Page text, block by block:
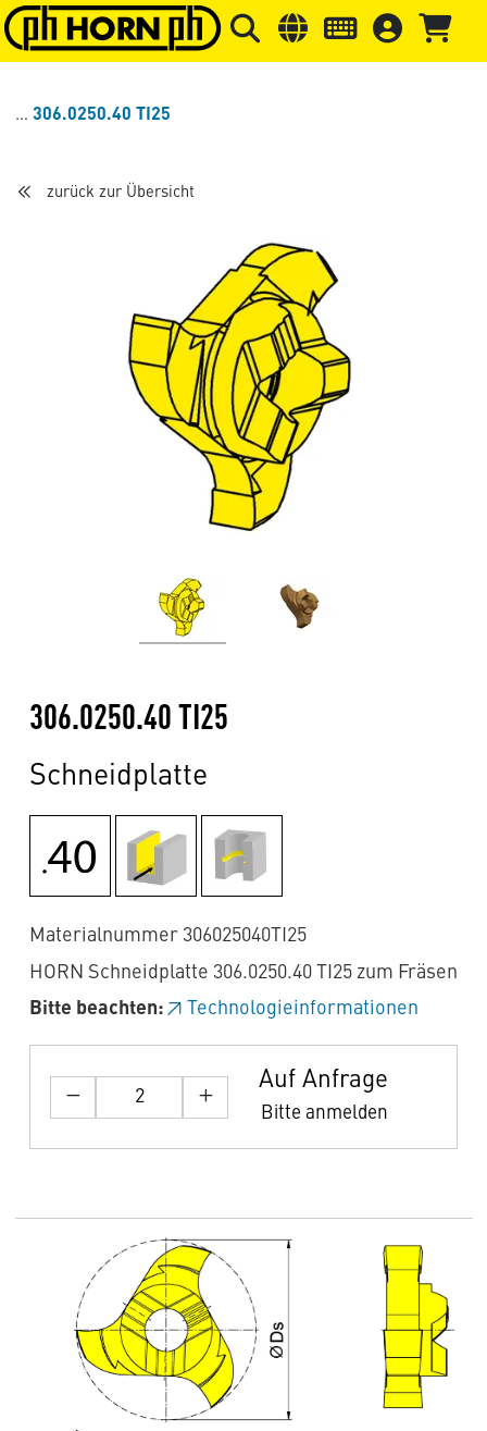
Springe zu Hauptinhalt Springe zum Header Springe
306.0250.40 TI25
zurück zur Übersicht
306.0250.40 TI25
Schneidplatte
Materialnummer 306025040TI25
HORN Schneidplatte 306.0250.40 TI25 zum Fräsen
Bitte beachten:
Technologieinformationen
Auf Anfrage
Bitte anmelden